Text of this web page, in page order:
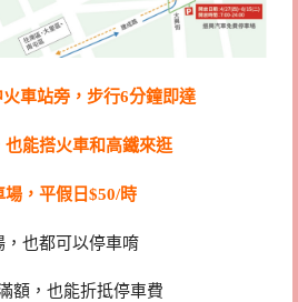
車站旁，步行6分鐘即達
也能搭火車和高鐵來逛
，平假日$50/時
，也都可以停車唷
額，也能折抵停車費